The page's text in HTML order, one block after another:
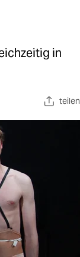
in
teilen